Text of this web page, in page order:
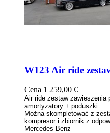
W123 Air ride
Cena 1 259,00 €
Air ride zestaw zawieszenia
amortyzatory + poduszki
Można skompletować z
kompresor i zbiornik z
Mercedes Benz